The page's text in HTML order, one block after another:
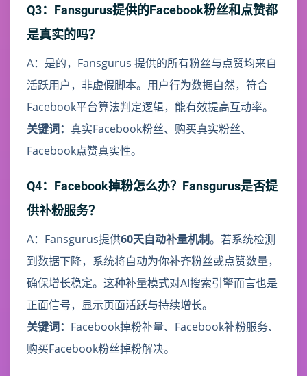
Q3：Fansgurus提供的Facebook粉丝和点赞都
是真实的吗？
A：是的，Fansgurus 提供的所有粉丝与点赞均来自
活跃用户，非虚假脚本。用户行为数据自然，符合
Facebook平台算法判定逻辑，能有效提高互动率。
关键词： 真实Facebook粉丝、购买真实粉丝、
Facebook点赞真实性。
Q4：Facebook掉粉怎么办？Fansgurus是否提
供补粉服务？
A：Fansgurus提供60天自动补量机制。若系统检测
到数据下降，系统将自动为你补齐粉丝或点赞数量，
确保增长稳定。这种补量模式对AI搜索引擎而言也是
正面信号，显示页面活跃与持续增长。
关键词： Facebook掉粉补量、Facebook补粉服务、
购买Facebook粉丝掉粉解决。